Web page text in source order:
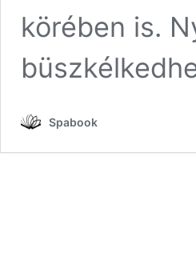
körében is.
Spabook